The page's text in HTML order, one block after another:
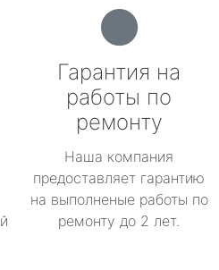
Гарантия на
работы по
ремонту
Наша компания
предоставляет гарантию
на выполненые работы по
ремонту до 2 лет.